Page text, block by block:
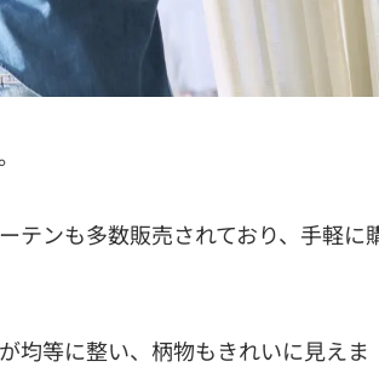
テンも多数販売されており、手軽に
均等に整い、柄物もきれいに見えま